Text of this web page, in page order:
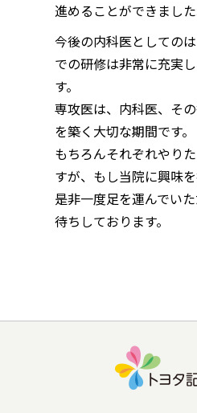
進めることができました
今後の内科医としての
での研修は非常に充実
す。
専攻医は、内科医、そ
を築く大切な期間です。
もちろんそれぞれやり
すが、もし当院に興味
是非一度足を運んでい
待ちしております。